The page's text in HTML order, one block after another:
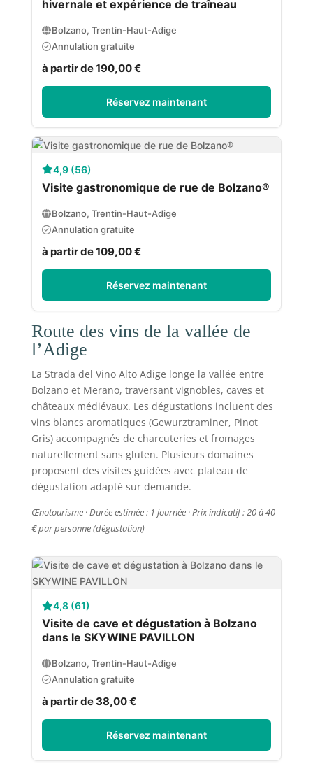
hivernale et expérience de traîneau
Bolzano, Trentin-Haut-Adige
Annulation gratuite
à partir de 190,00 €
Réservez maintenant
4,9 (56)
Visite gastronomique de rue de Bolzano®
Bolzano, Trentin-Haut-Adige
Annulation gratuite
à partir de 109,00 €
Réservez maintenant
Route des vins de la vallée de
l’Adige
La Strada del Vino Alto Adige longe la vallée entre
Bolzano et Merano, traversant vignobles, caves et
châteaux médiévaux. Les dégustations incluent des
vins blancs aromatiques (Gewurztraminer, Pinot
Gris) accompagnés de charcuteries et fromages
naturellement sans gluten. Plusieurs domaines
proposent des visites guidées avec plateau de
dégustation adapté sur demande.
Œnotourisme · Durée estimée : 1 journée · Prix indicatif : 20 à 40
€ par personne (dégustation)
4,8 (61)
Visite de cave et dégustation à Bolzano
dans le SKYWINE PAVILLON
Bolzano, Trentin-Haut-Adige
Annulation gratuite
à partir de 38,00 €
Réservez maintenant